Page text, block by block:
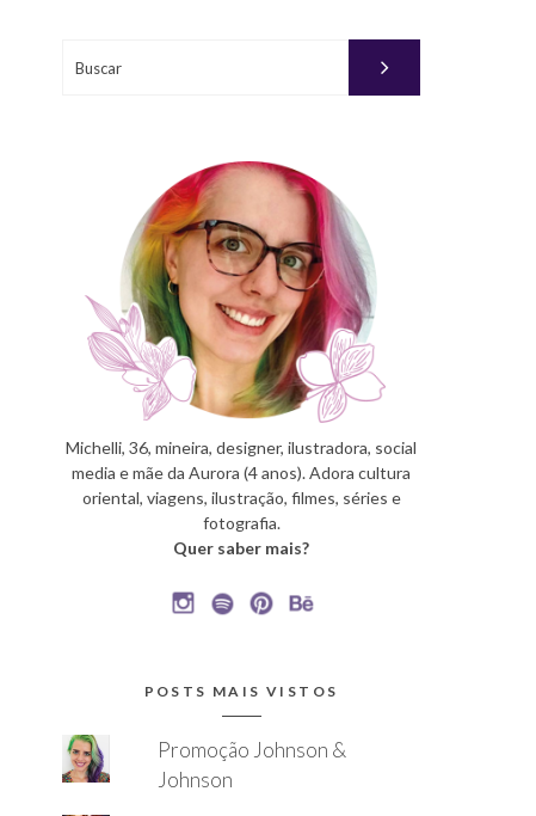
Michelli, 36, mineira, designer, ilustradora, social
media e mãe da Aurora (4 anos). Adora cultura
oriental, viagens, ilustração, filmes, séries e
fotografia.
Quer saber mais?
POSTS MAIS VISTOS
Promoção Johnson &
Johnson